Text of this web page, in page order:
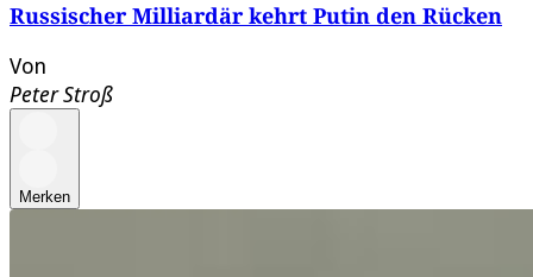
Russischer Milliardär kehrt Putin den Rücken
Von
Peter Stroß
Merken